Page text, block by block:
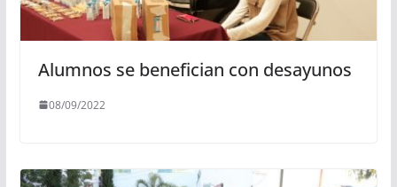
Alumnos se benefician con desayunos
08/09/2022